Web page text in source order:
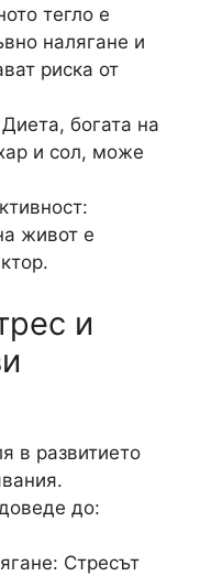
тегло е
налягане и
риска от
богата на
и сол, може
живот е
и
в развитието
до:
Стресът